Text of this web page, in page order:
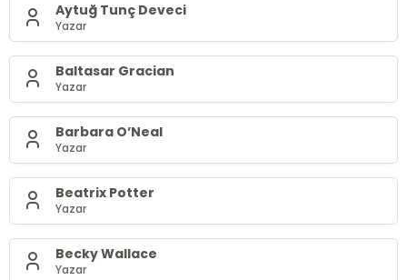
Aytuğ Tunç Deveci
Yazar
Baltasar Gracian
Yazar
Barbara O’Neal
Yazar
Beatrix Potter
Yazar
Becky Wallace
Yazar